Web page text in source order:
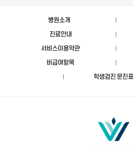
병원소개
진료안내
서비스이용약관
비급여항목
학생검진 문진표